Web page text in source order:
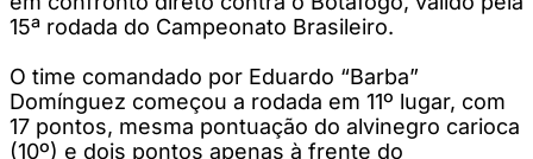
15ª rodada do Campeonato Brasileiro.
O time comandado por Eduardo “Barba”
Domínguez começou a rodada em 11º lugar, com
17 pontos, mesma pontuação do alvinegro carioca
(10º) e dois pontos apenas à frente do